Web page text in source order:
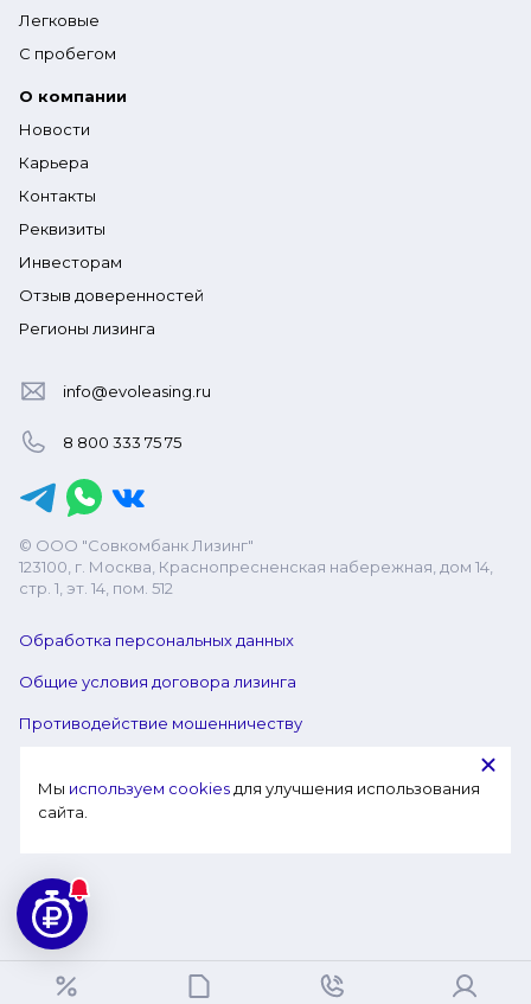
Легковые
С пробегом
О компании
Новости
Карьера
Контакты
Реквизиты
Инвесторам
Отзыв доверенностей
Регионы лизинга
info@evoleasing.ru
8 800 333 75 75
© ООО "Совкомбанк Лизинг"
123100, г. Москва, Краснопресненская набережная, дом 14,
стр. 1, эт. 14, пом. 512
Обработка персональных данных
Общие условия договора лизинга
Противодействие мошенничеству
Мы используем cookies для улучшения использования
сайта.